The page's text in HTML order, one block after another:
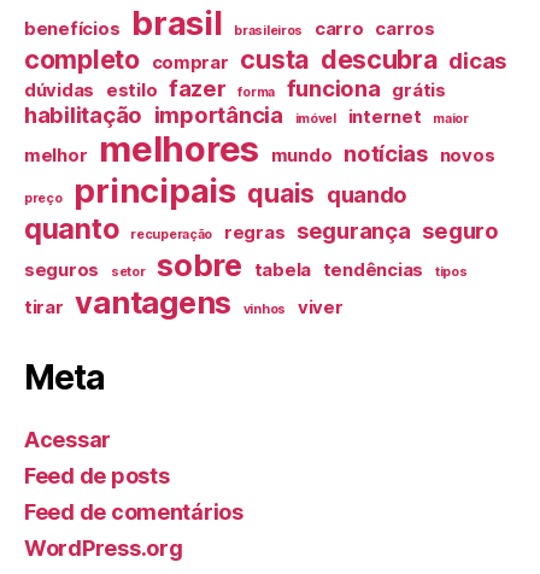
benefícios brasil brasileiros carro carros
completo comprar custa descubra dicas
dúvidas estilo fazer forma funciona grátis
habilitação importância imóvel internet maior
melhor melhores mundo notícias novos
preço principais quais quando
quanto recuperação regras segurança seguro
seguros setor sobre tabela tendências tipos
tirar vantagens vinhos viver
Meta
Acessar
Feed de posts
Feed de comentários
WordPress.org